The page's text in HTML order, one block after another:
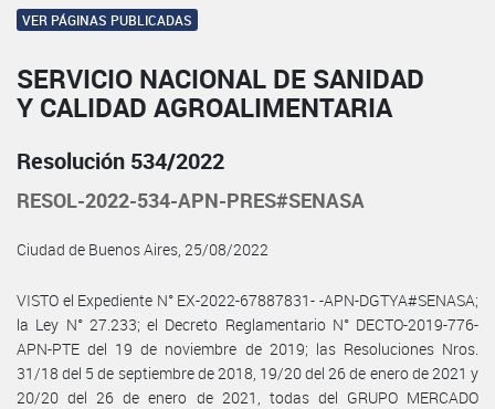
VER PÁGINAS PUBLICADAS
SERVICIO NACIONAL DE SANIDAD
Y CALIDAD AGROALIMENTARIA
Resolución 534/2022
RESOL-2022-534-APN-PRES#SENASA
Ciudad de Buenos Aires, 25/08/2022
VISTO el Expediente N° EX-2022-67887831- -APN-DGTYA#SENASA;
la Ley N° 27.233; el Decreto Reglamentario N° DECTO-2019-776-
APN-PTE del 19 de noviembre de 2019; las Resoluciones Nros.
31/18 del 5 de septiembre de 2018, 19/20 del 26 de enero de 2021 y
20/20 del 26 de enero de 2021, todas del GRUPO MERCADO